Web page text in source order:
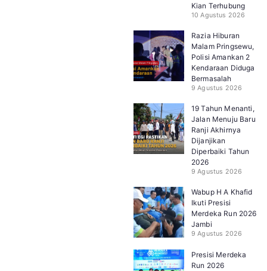
Kian Terhubung
10 Agustus 2026
Razia Hiburan
Malam Pringsewu,
Polisi Amankan 2
Kendaraan Diduga
Bermasalah
9 Agustus 2026
19 Tahun Menanti,
Jalan Menuju Baru
Ranji Akhirnya
Dijanjikan
Diperbaiki Tahun
2026
9 Agustus 2026
Wabup H A Khafid
Ikuti Presisi
Merdeka Run 2026
Jambi
9 Agustus 2026
Presisi Merdeka
Run 2026